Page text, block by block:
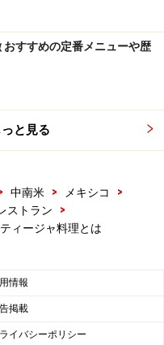
おすすめの定番メニューや歴
と見る
中南米 > メキシコ
>
ストラン
>
ィージャ料理とは
情報
掲載
イバシーポリシー